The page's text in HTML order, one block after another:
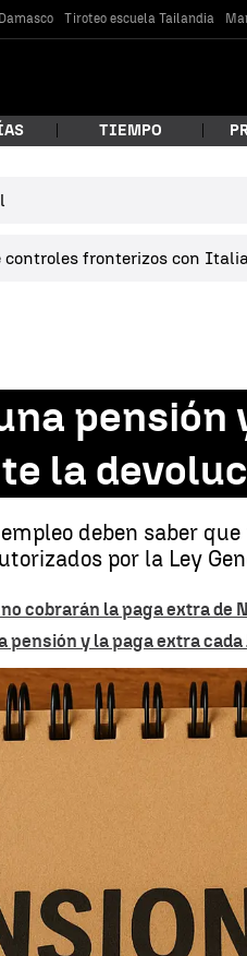
Tiroteo escuela Tailandia
buscando?
TIEMPO
controles fronterizos con Italia
la
deben saber
por la Ley
cobrarán la paga extra de
y la paga extra